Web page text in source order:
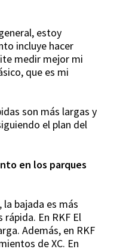
estoy
incluye hacer
medir mejor mi
que es mi
son más largas y
el plan del
en los parques
bajada es más
En RKF El
Además, en RKF
de XC. En